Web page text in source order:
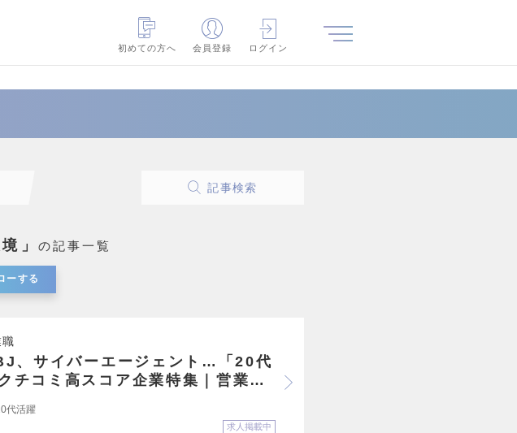
初めての方へ
会員登録 ログイン
記事検索
」 の記事一覧
ーする
、サイバーエージェント…「20代
チコミ高スコア企業特集｜営業職
代活躍
求人掲載中